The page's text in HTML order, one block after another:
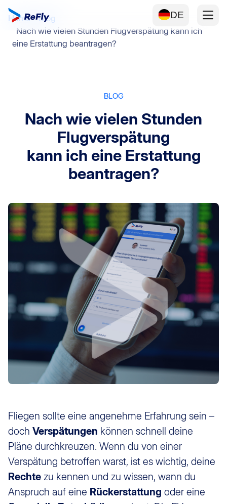
DE
Home
Blog
Nach wie vielen Stunden Flugverspätung kann ich
eine Erstattung beantragen?
BLOG
Nach wie vielen Stunden
Flugverspätung
kann ich eine Erstattung
beantragen?
Fliegen sollte eine angenehme Erfahrung sein –
doch Verspätungen können schnell deine
Pläne durchkreuzen. Wenn du von einer
Verspätung betroffen warst, ist es wichtig, deine
Rechte zu kennen und zu wissen, wann du
Anspruch auf eine Rückerstattung oder eine